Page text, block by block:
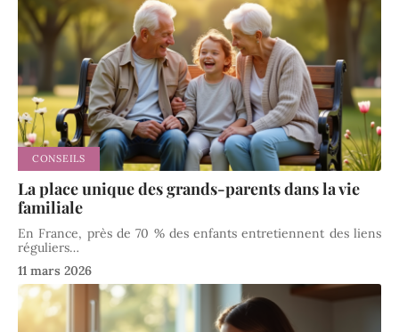
CONSEILS
La place unique des grands-parents dans la vie
familiale
En France, près de 70 % des enfants entretiennent des liens
réguliers…
11 mars 2026